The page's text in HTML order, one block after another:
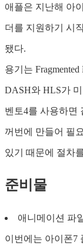
애플은 지난해 아
더를 지원하기 시
됐다.
용기는
DASH와 HLS가
벤토4를 사용하면
꺼번에 만들어 필
있기 때문에 절차
준비물
애니메이션 파
이번에는 아이폰7